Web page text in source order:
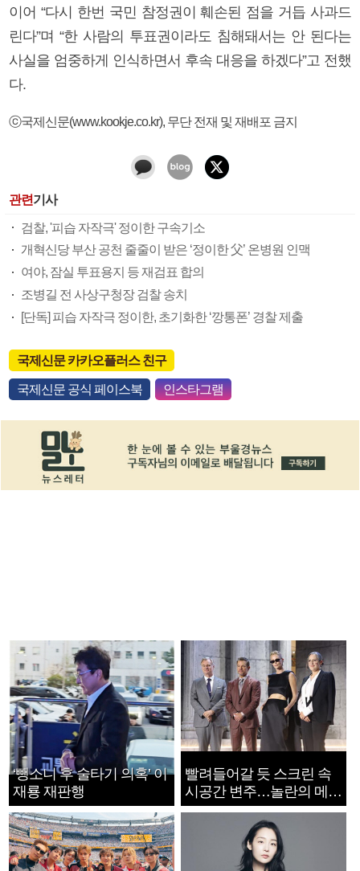
이어 “다시 한번 국민 참정권이 훼손된 점을 거듭 사과드
린다”며 “한 사람의 투표권이라도 침해돼서는 안 된다는
사실을 엄중하게 인식하면서 후속 대응을 하겠다”고 전했
다.
ⓒ국제신문(www.kookje.co.kr), 무단 전재 및 재배포 금지
관련기사
검찰, '피습 자작극' 정이한 구속기소
개혁신당 부산 공천 줄줄이 받은 ‘정이한 父’ 온병원 인맥
여야, 잠실 투표용지 등 재검표 합의
조병길 전 사상구청장 검찰 송치
[단독] 피습 자작극 정이한, 초기화한 ‘깡통폰’ 경찰 제출
국제신문 카카오플러스 친구
국제신문 공식 페이스북 인스타그램
‘뺑소니 후 술타기 의혹’ 이
재룡 재판행
빨려들어갈 듯 스크린 속
시공간 변주…놀란의 메시
지는 ‘전쟁 속죄’